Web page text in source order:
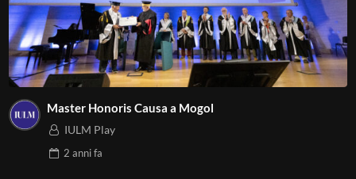
Master Honoris Causa a Mogol
IULM Play
2 annifa